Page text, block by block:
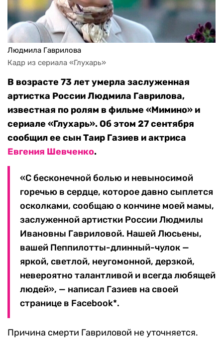
Людмила Гаврилова
Кадр из сериала «Глухарь»
В возрасте 73 лет умерла заслуженная
артистка России Людмила Гаврилова,
известная по ролям в фильме «Мимино» и
сериале «Глухарь». Об этом 27 сентября
сообщил ее сын Таир Газиев и актриса
Евгения Шевченко.
«С бесконечной болью и невыносимой
горечью в сердце, которое давно сыплется
осколками, сообщаю о кончине моей мамы,
заслуженной артистки России Людмилы
Ивановны Гавриловой. Нашей Люсьены,
вашей Пеппилотты-длинный-чулок —
яркой, светлой, неугомонной, дерзкой,
невероятно талантливой и всегда любящей
людей», — написал Газиев на своей
странице в Facebook*.
Причина смерти Гавриловой не уточняется.